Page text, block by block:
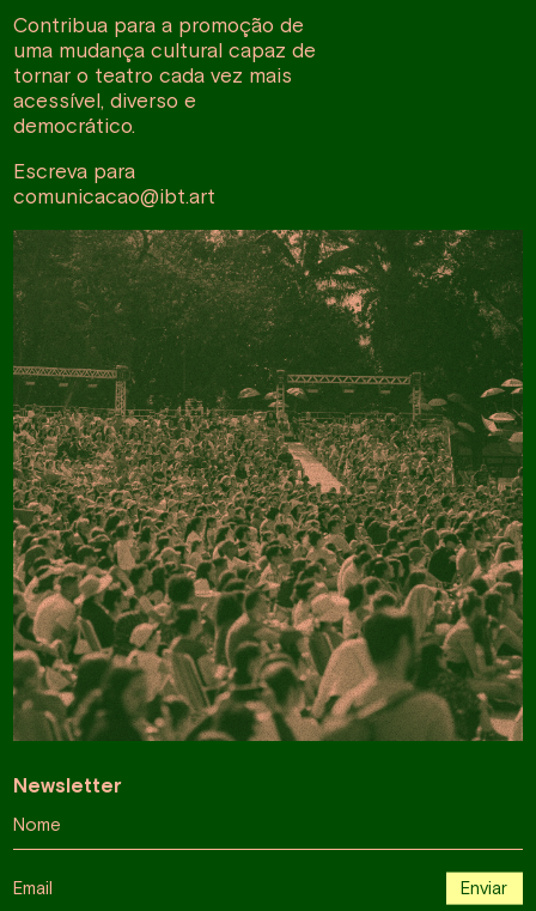
Contribua para a promoção de
uma mudança cultural capaz de
tornar o teatro cada vez mais
acessível, diverso e
democrático.
Escreva para
comunicacao@ibt.art
Newsletter
Nome
Email Enviar